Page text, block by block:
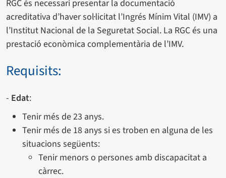
RGC és necessari presentar la documentació
acreditativa d’haver sol·licitat l’Ingrés Mínim Vital (IMV) a
l’Institut Nacional de la Seguretat Social. La RGC és una
prestació econòmica complementària de l’IMV.
Requisits:
- Edat:
Tenir més de 23 anys.
Tenir més de 18 anys si es troben en alguna de les
situacions següents:
Tenir menors o persones amb discapacitat a
càrrec.